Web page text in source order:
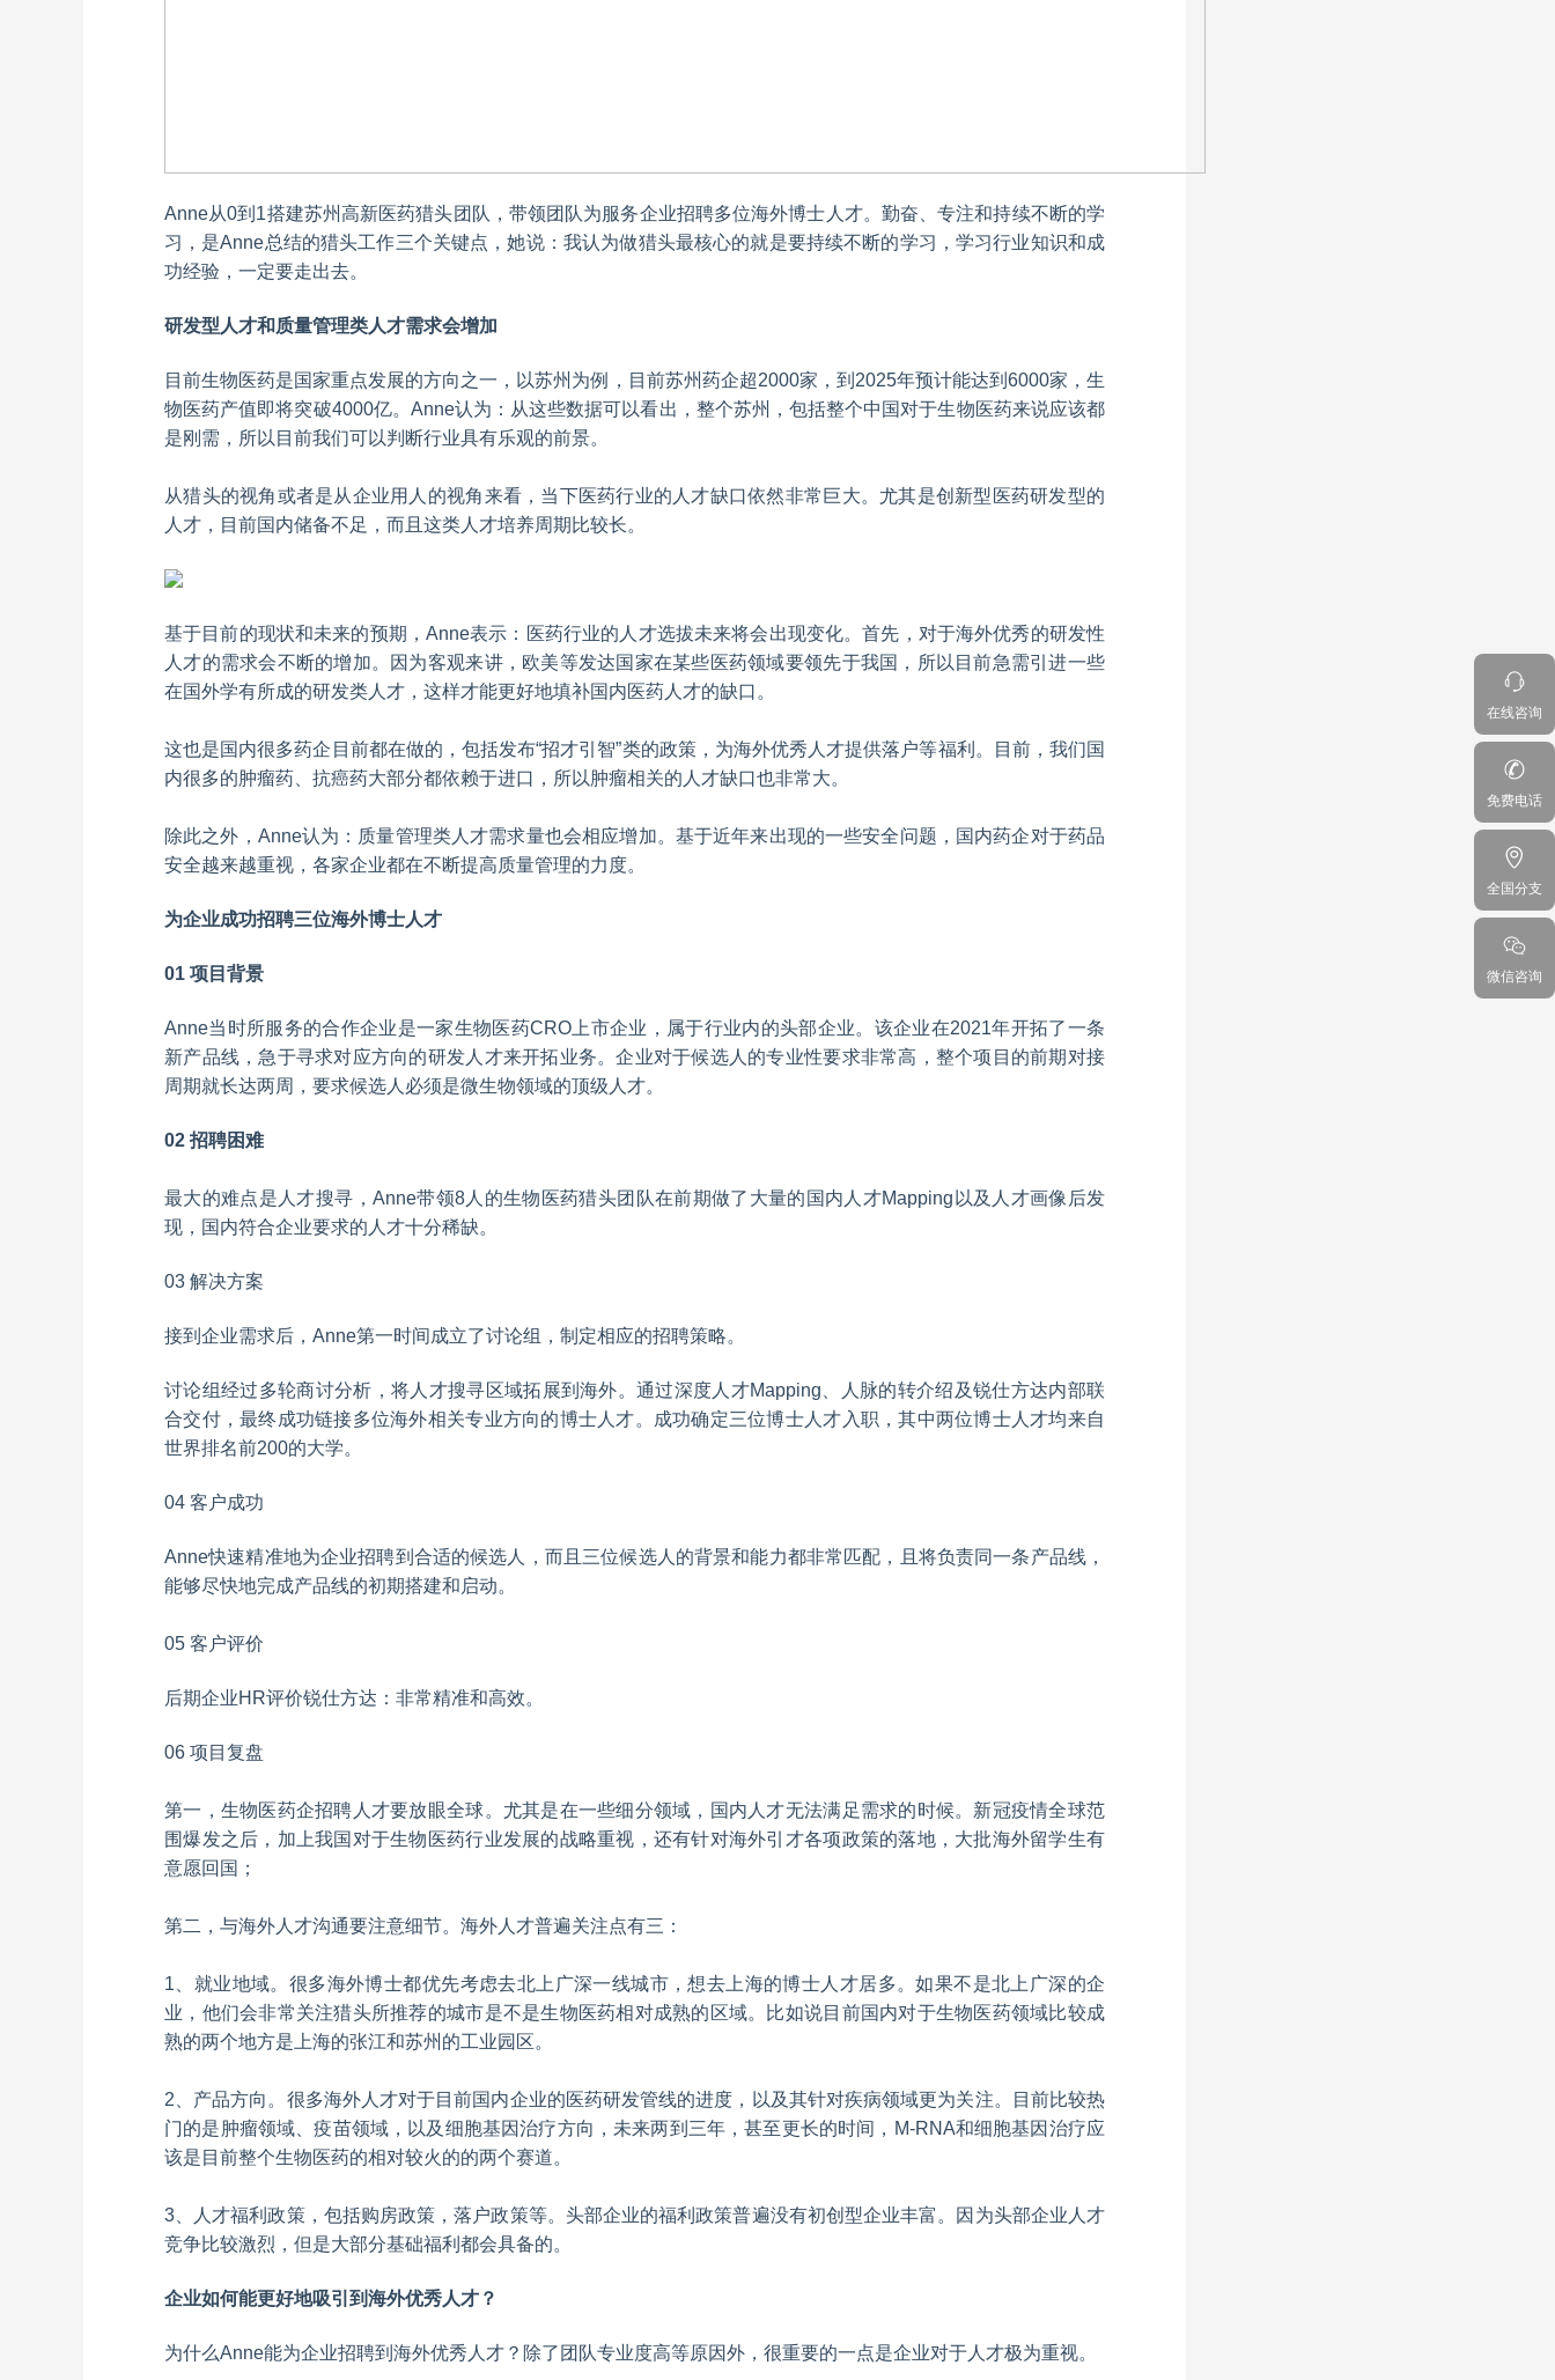
Anne从0到1搭建苏州高新医药猎头团队，带领团队为服务企业招聘多位海外博士人才。勤奋、专注和持续不断的学
习，是Anne总结的猎头工作三个关键点，她说：我认为做猎头最核心的就是要持续不断的学习，学习行业知识和成
功经验，一定要走出去。
研发型人才和质量管理类人才需求会增加
目前生物医药是国家重点发展的方向之一，以苏州为例，目前苏州药企超2000家，到2025年预计能达到6000家，生
物医药产值即将突破4000亿。Anne认为：从这些数据可以看出，整个苏州，包括整个中国对于生物医药来说应该都
是刚需，所以目前我们可以判断行业具有乐观的前景。
从猎头的视角或者是从企业用人的视角来看，当下医药行业的人才缺口依然非常巨大。尤其是创新型医药研发型的
人才，目前国内储备不足，而且这类人才培养周期比较长。
基于目前的现状和未来的预期，Anne表示：医药行业的人才选拔未来将会出现变化。首先，对于海外优秀的研发性
人才的需求会不断的增加。因为客观来讲，欧美等发达国家在某些医药领域要领先于我国，所以目前急需引进一些
在国外学有所成的研发类人才，这样才能更好地填补国内医药人才的缺口。
这也是国内很多药企目前都在做的，包括发布“招才引智”类的政策，为海外优秀人才提供落户等福利。目前，我们国
内很多的肿瘤药、抗癌药大部分都依赖于进口，所以肿瘤相关的人才缺口也非常大。
除此之外，Anne认为：质量管理类人才需求量也会相应增加。基于近年来出现的一些安全问题，国内药企对于药品
安全越来越重视，各家企业都在不断提高质量管理的力度。
为企业成功招聘三位海外博士人才
01 项目背景
Anne当时所服务的合作企业是一家生物医药CRO上市企业，属于行业内的头部企业。该企业在2021年开拓了一条
新产品线，急于寻求对应方向的研发人才来开拓业务。企业对于候选人的专业性要求非常高，整个项目的前期对接
周期就长达两周，要求候选人必须是微生物领域的顶级人才。
02 招聘困难
最大的难点是人才搜寻，Anne带领8人的生物医药猎头团队在前期做了大量的国内人才Mapping以及人才画像后发
现，国内符合企业要求的人才十分稀缺。
03 解决方案
接到企业需求后，Anne第一时间成立了讨论组，制定相应的招聘策略。
讨论组经过多轮商讨分析，将人才搜寻区域拓展到海外。通过深度人才Mapping、人脉的转介绍及锐仕方达内部联
合交付，最终成功链接多位海外相关专业方向的博士人才。成功确定三位博士人才入职，其中两位博士人才均来自
世界排名前200的大学。
04 客户成功
Anne快速精准地为企业招聘到合适的候选人，而且三位候选人的背景和能力都非常匹配，且将负责同一条产品线，
能够尽快地完成产品线的初期搭建和启动。
05 客户评价
后期企业HR评价锐仕方达：非常精准和高效。
06 项目复盘
第一，生物医药企招聘人才要放眼全球。尤其是在一些细分领域，国内人才无法满足需求的时候。新冠疫情全球范
围爆发之后，加上我国对于生物医药行业发展的战略重视，还有针对海外引才各项政策的落地，大批海外留学生有
意愿回国；
第二，与海外人才沟通要注意细节。海外人才普遍关注点有三：
1、就业地域。很多海外博士都优先考虑去北上广深一线城市，想去上海的博士人才居多。如果不是北上广深的企
业，他们会非常关注猎头所推荐的城市是不是生物医药相对成熟的区域。比如说目前国内对于生物医药领域比较成
熟的两个地方是上海的张江和苏州的工业园区。
2、产品方向。很多海外人才对于目前国内企业的医药研发管线的进度，以及其针对疾病领域更为关注。目前比较热
门的是肿瘤领域、疫苗领域，以及细胞基因治疗方向，未来两到三年，甚至更长的时间，M-RNA和细胞基因治疗应
该是目前整个生物医药的相对较火的的两个赛道。
3、人才福利政策，包括购房政策，落户政策等。头部企业的福利政策普遍没有初创型企业丰富。因为头部企业人才
竞争比较激烈，但是大部分基础福利都会具备的。
企业如何能更好地吸引到海外优秀人才？
为什么Anne能为企业招聘到海外优秀人才？除了团队专业度高等原因外，很重要的一点是企业对于人才极为重视。
在线咨询
免费电话
全国分支
微信咨询